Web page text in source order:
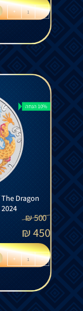
-
+
10% הנחה
Dragon
500
₪
450
₪
-
+